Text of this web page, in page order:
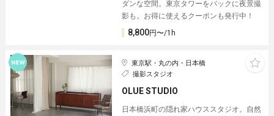
ダンな空間。東京タワーをバックに夜景撮
影も。お得に使えるクーポンも発行中！
8,800円〜/1h
東京駅・丸の内・日本橋
撮影スタジオ
OLUE STUDIO
日本橋浜町の隠れ家ハウススタジオ。自然